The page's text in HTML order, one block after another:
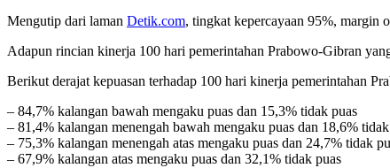
Mengutip dari laman Detik.com, tingkat kepercayaan 95%, margin
Adapun rincian kinerja 100 hari pemerintahan Prabowo-Gibran
Berikut derajat kepuasan terhadap 100 hari kinerja pemerintahan
– 84,7% kalangan bawah mengaku puas dan 15,3% tidak puas
– 81,4% kalangan menengah bawah mengaku puas dan 18,6%
– 75,3% kalangan menengah atas mengaku puas dan 24,7% tidak
– 67,9% kalangan atas mengaku puas dan 32,1% tidak puas